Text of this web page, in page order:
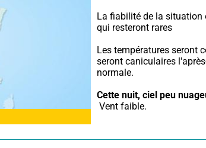
La fiabilité de la situation
qui resteront rares
Les températures seront
seront caniculaires
normale.
Cette nuit, ciel peu
Vent faible.